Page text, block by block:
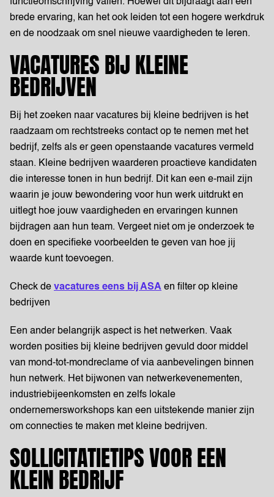
brede ervaring, kan het ook leiden tot een hogere werkdruk
en de noodzaak om snel nieuwe vaardigheden te leren.
VACATURES BIJ KLEINE
BEDRIJVEN
Bij het zoeken naar vacatures bij kleine bedrijven is het
raadzaam om rechtstreeks contact op te nemen met het
bedrijf, zelfs als er geen openstaande vacatures vermeld
staan. Kleine bedrijven waarderen proactieve kandidaten
die interesse tonen in hun bedrijf. Dit kan een e-mail zijn
waarin je jouw bewondering voor hun werk uitdrukt en
uitlegt hoe jouw vaardigheden en ervaringen kunnen
bijdragen aan hun team. Vergeet niet om je onderzoek te
doen en specifieke voorbeelden te geven van hoe jij
waarde kunt toevoegen.
Check de vacatures eens bij ASA en filter op kleine
bedrijven
Een ander belangrijk aspect is het netwerken. Vaak
worden posities bij kleine bedrijven gevuld door middel
van mond-tot-mondreclame of via aanbevelingen binnen
hun netwerk. Het bijwonen van netwerkevenementen,
industriebijeenkomsten en zelfs lokale
ondernemersworkshops kan een uitstekende manier zijn
om connecties te maken met kleine bedrijven.
SOLLICITATIETIPS VOOR EEN
KLEIN BEDRIJF